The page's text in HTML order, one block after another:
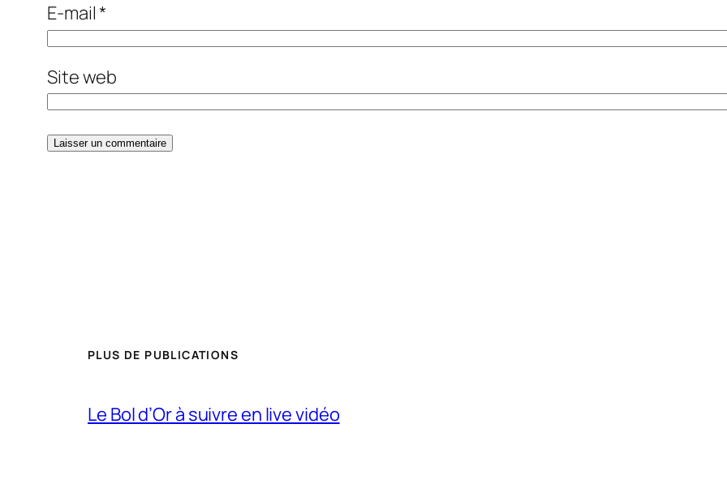
E-mail*
Site web
PLUS DE PUBLICATIONS
Le Bol d’Or à suivre en live vidéo